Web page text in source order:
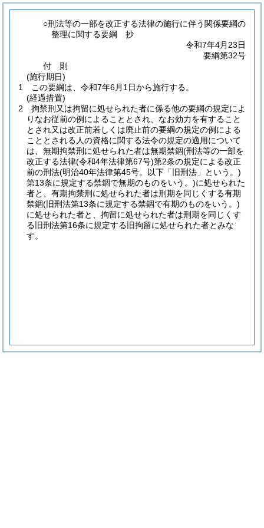
○刑法等の一部を改正する法律の施行に伴う関係要綱の
整理に関する要綱 抄
令和7年4月23日
要綱第32号
付 則
(施行期日)
1
この要綱は、令和7年6月1日から施行する。
(経過措置)
2
拘禁刑又は拘留に処せられた者に係る他の要綱の規定によ
りなお従前の例によることとされ、なお効力を有すること
とされ又は改正前若しくは廃止前の要綱の規定の例による
こととされる人の資格に関する法令の規定の適用について
は、無期拘禁刑に処せられた者は無期禁錮(刑法等の一部を
改正する法律(令和4年法律第67号)第2条の規定による改正
前の刑法(明治40年法律第45号。以下「旧刑法」という。)
第13条に規定する禁錮で無期のものをいう。)に処せられた
者と、有期拘禁刑に処せられた者は刑期を同じくする有期
禁錮(旧刑法第13条に規定する禁錮で有期のものをいう。)
に処せられた者と、拘留に処せられた者は刑期を同じくす
る旧刑法第16条に規定する旧拘留に処せられた者とみな
す。